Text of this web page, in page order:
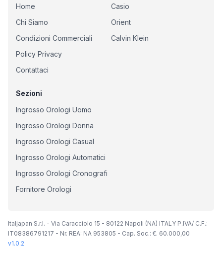
Home
Chi Siamo
Condizioni Commerciali
Policy Privacy
Contattaci
Casio
Orient
Calvin Klein
Sezioni
Ingrosso Orologi Uomo
Ingrosso Orologi Donna
Ingrosso Orologi Casual
Ingrosso Orologi Automatici
Ingrosso Orologi Cronografi
Fornitore Orologi
Italjapan S.r.l. - Via Caracciolo 15 - 80122 Napoli (NA) ITALY P.IVA/ C.F.:
IT08386791217 - Nr. REA: NA 953805 - Cap. Soc.: €. 60.000,00
v1.0.2